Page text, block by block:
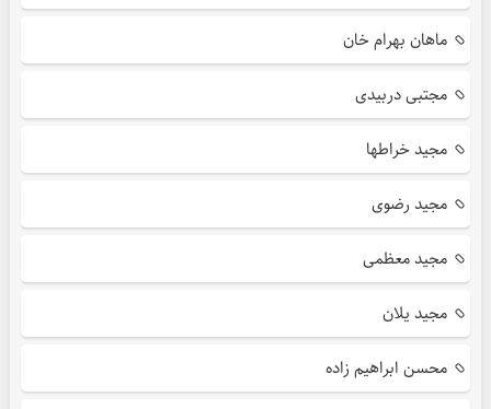
ماهان بهرام خان
مجتبی دربیدی
مجید خراطها
مجید رضوی
مجید معظمی
مجید یلان
محسن ابراهیم زاده